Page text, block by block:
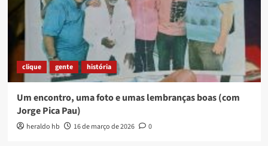
clique gente história
Um encontro, uma foto e umas lembranças boas (com
Jorge Pica Pau)
heraldo hb 16 de março de 2026 0